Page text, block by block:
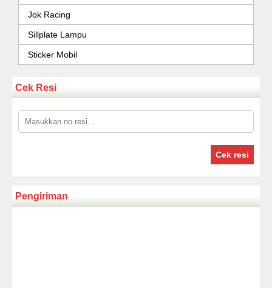
Jok Racing
Sillplate Lampu
Sticker Mobil
Cek Resi
Cek resi
Pengiriman